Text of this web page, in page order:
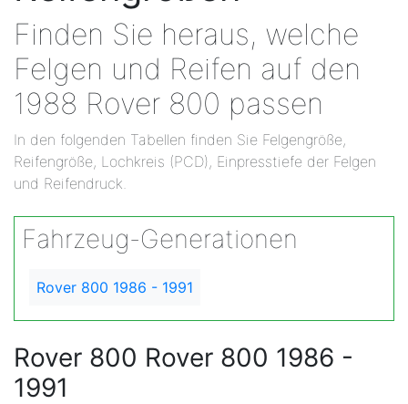
Finden Sie heraus, welche
Felgen und Reifen auf den
1988 Rover 800 passen
In den folgenden Tabellen finden Sie Felgengröße,
Reifengröße, Lochkreis (PCD), Einpresstiefe der Felgen
und Reifendruck.
Fahrzeug-Generationen
Rover 800 1986 - 1991
Rover 800 Rover 800 1986 -
1991